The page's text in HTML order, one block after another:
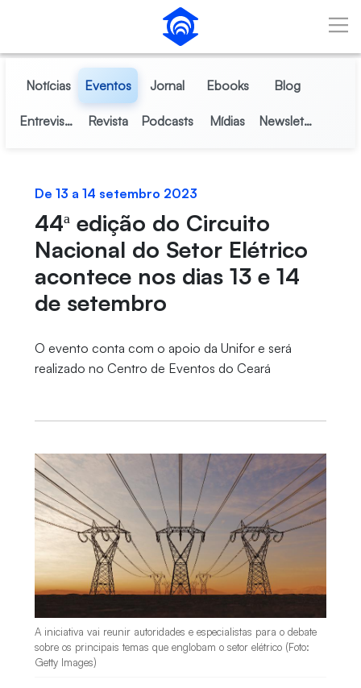
Pular para o Conteúdo principal
Notícias Eventos Jornal Ebooks Blog
Entrevistas Revista Podcasts Mídias Newsletter
De 13 a 14 setembro 2023
44ª edição do Circuito
Nacional do Setor Elétrico
acontece nos dias 13 e 14
de setembro
O evento conta com o apoio da Unifor e será
realizado no Centro de Eventos do Ceará
A iniciativa vai reunir autoridades e especialistas para o debate
sobre os principais temas que englobam o setor elétrico (Foto:
Getty Images)